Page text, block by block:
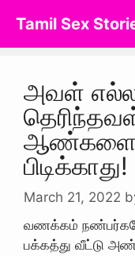
content
Tamil Sex
அவள்
ஆண்களை
பிடிக்காது!
March 21, 2022
வணக்கம்
பக்கத்து வீட்டு